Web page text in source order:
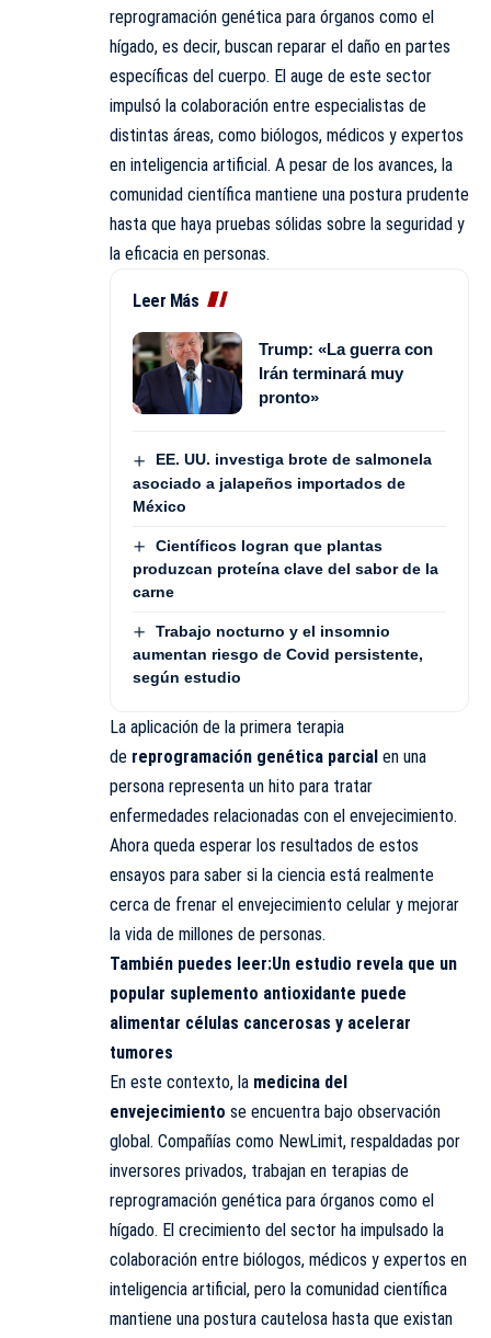
reprogramación genética para órganos como el
hígado, es decir, buscan reparar el daño en partes
específicas del cuerpo. El auge de este sector
impulsó la colaboración entre especialistas de
distintas áreas, como biólogos, médicos y expertos
en inteligencia artificial. A pesar de los avances, la
comunidad científica mantiene una postura prudente
hasta que haya pruebas sólidas sobre la seguridad y
la eficacia en personas.
Leer Más
Trump: «La guerra con
Irán terminará muy
pronto»
EE. UU. investiga brote de salmonela
asociado a jalapeños importados de
México
Científicos logran que plantas
produzcan proteína clave del sabor de la
carne
Trabajo nocturno y el insomnio
aumentan riesgo de Covid persistente,
según estudio
La aplicación de la primera terapia
de reprogramación genética parcial en una
persona representa un hito para tratar
enfermedades relacionadas con el envejecimiento.
Ahora queda esperar los resultados de estos
ensayos para saber si la ciencia está realmente
cerca de frenar el envejecimiento celular y mejorar
la vida de millones de personas.
También puedes leer:Un estudio revela que un
popular suplemento antioxidante puede
alimentar células cancerosas y acelerar
tumores
En este contexto, la medicina del
envejecimiento se encuentra bajo observación
global. Compañías como NewLimit, respaldadas por
inversores privados, trabajan en terapias de
reprogramación genética para órganos como el
hígado. El crecimiento del sector ha impulsado la
colaboración entre biólogos, médicos y expertos en
inteligencia artificial, pero la comunidad científica
mantiene una postura cautelosa hasta que existan